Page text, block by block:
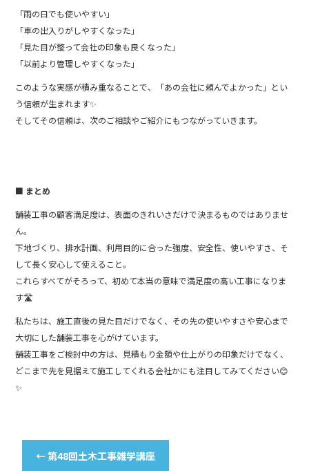
「雨の日でも使いやすい」
「車の出入りがしやすくなった」
「見た目が整って会社の印象も良くなった」
「以前より管理しやすくなった」
このような実感が積み重なることで、「あの会社に頼んでよかった」とい
う信頼が生まれます✨
そしてその信頼は、次のご相談やご紹介にもつながっていきます。
■ まとめ
舗装工事の顧客満足度は、表面のきれいさだけで決まるものではありませ
ん。
下地づくり、排水計画、利用目的に合った強度、安全性、使いやすさ、そ
して長く安心して使えること。
これらすべてがそろって、初めて本当の意味で満足度の高い工事になりま
す🛣️
私たちは、施工直後の見た目だけでなく、その先の使いやすさや安心まで
大切にした舗装工事を心がけています。
舗装工事をご検討中の方は、見積もり金額や仕上がりの印象だけでなく、
どこまで先を見据えて施工してくれる会社かにも注目してみてください😊
✨
←第48回土木工事雑学講座